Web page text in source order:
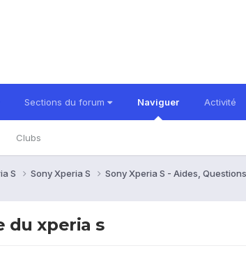
Sections du forum Naviguer
Clubs
Activité
S Sony Xperia S Sony Xperia S - Aides,
du xperia s